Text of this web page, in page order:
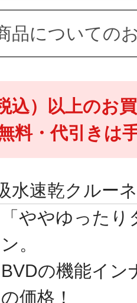
品についての
込）以上のお
料・代引きは
水速乾クルー
「ややゆった
ン。
BVDの機能イン
の価格！